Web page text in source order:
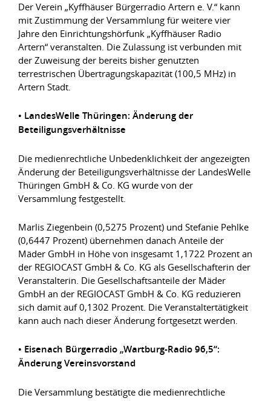
Der Verein „Kyffhäuser Bürgerradio Artern e. V.“ kann
mit Zustimmung der Versammlung für weitere vier
Jahre den Einrichtungshörfunk „Kyffhäuser Radio
Artern“ veranstalten. Die Zulassung ist verbunden mit
der Zuweisung der bereits bisher genutzten
terrestrischen Übertragungskapazität (100,5 MHz) in
Artern Stadt.
• LandesWelle Thüringen: Änderung der
Beteiligungsverhältnisse
Die medienrechtliche Unbedenklichkeit der angezeigten
Änderung der Beteiligungsverhältnisse der LandesWelle
Thüringen GmbH & Co. KG wurde von der
Versammlung festgestellt.
Marlis Ziegenbein (0,5275 Prozent) und Stefanie Pehlke
(0,6447 Prozent) übernehmen danach Anteile der
Mäder GmbH in Höhe von insgesamt 1,1722 Prozent an
der REGIOCAST GmbH & Co. KG als Gesellschafterin der
Veranstalterin. Die Gesellschaftsanteile der Mäder
GmbH an der REGIOCAST GmbH & Co. KG reduzieren
sich damit auf 0,1302 Prozent. Die Veranstaltertätigkeit
kann auch nach dieser Änderung fortgesetzt werden.
• Eisenach Bürgerradio „Wartburg-Radio 96,5“:
Änderung Vereinsvorstand
Die Versammlung bestätigte die medienrechtliche